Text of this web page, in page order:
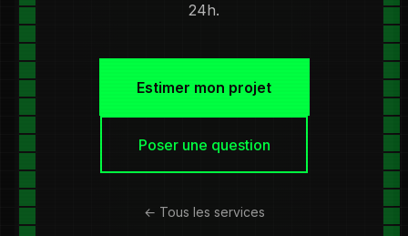
24h.
Estimer mon projet
Poser une question
← Tous les services